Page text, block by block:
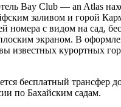
Bay Club — an Atlas
заливом и горой
номера с видом на сад,
экраном. В
известных курортных
бесплатный трансфер
по Бахайским садам.